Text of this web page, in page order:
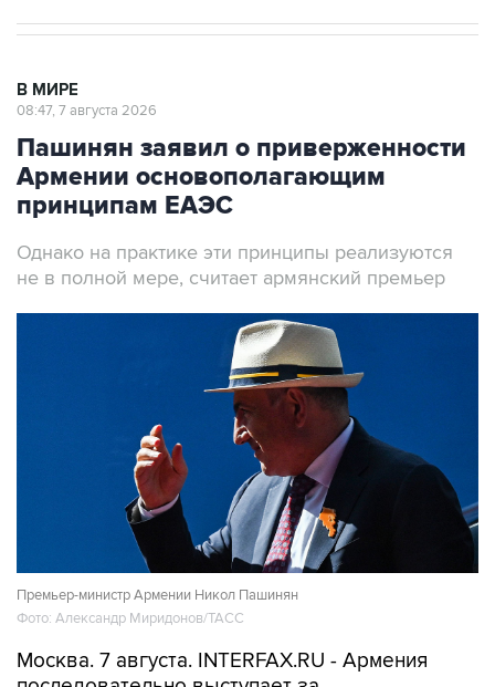
В МИРЕ
08:47, 7 августа 2026
Пашинян заявил о приверженности
Армении основополагающим
принципам ЕАЭС
Однако на практике эти принципы реализуются
не в полной мере, считает армянский премьер
Премьер-министр Армении Никол Пашинян
Фото: Александр Миридонов/ТАСС
Москва. 7 августа. INTERFAX.RU - Армения